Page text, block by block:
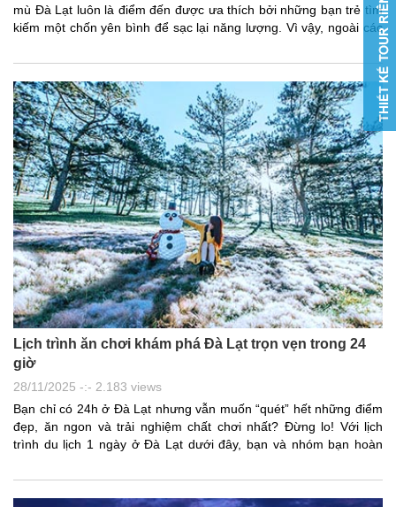
mù Đà Lạt luôn là điểm đến được ưa thích bởi những bạn trẻ tìm
kiếm một chốn yên bình để sạc lại năng lượng. Vì vậy, ngoài các
khách sạn Đà Lạt, xu hướng lựa chọn homestay ở Đà Lạt ngày
càng được du khách yêu thích nhờ không gian ấm cúng lại gần
gũi thiên nhiên, mức giá hợp lý, phù hợp cho một ngày “chạy
trốn” khỏi nhịp sống xô bồ nơi đô thị. Galatravel giới thiệu cho bạn
những chiếc homestay Đà Lạt view đẹp cực chill, không chỉ mang
lại những khung cảnh nên thơ cho những tín đồ sống ảo, mà còn
một không gian chữa lành cho những trái tim cần nghỉ ngơi.
Lịch trình ăn chơi khám phá Đà Lạt trọn vẹn trong 24
giờ
28/11/2025 -:- 2.183 views
Bạn chỉ có 24h ở Đà Lạt nhưng vẫn muốn “quét” hết những điểm
đẹp, ăn ngon và trải nghiệm chất chơi nhất? Đừng lo! Với lịch
trình du lịch 1 ngày ở Đà Lạt dưới đây, bạn và nhóm bạn hoàn
nghiệm ẩm thực đường phố, ngắm cảnh, săn mây, check-in thả
ga cho đến vui chơi thỏa thích với nhóm bạn. Dù là tour 1 ngày ở